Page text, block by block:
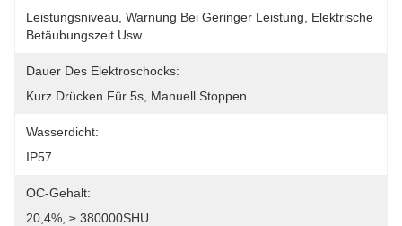
Leistungsniveau, Warnung Bei Geringer Leistung, Elektrische
Betäubungszeit Usw.
Dauer Des Elektroschocks:
Kurz Drücken Für 5s, Manuell Stoppen
Wasserdicht:
IP57
OC-Gehalt:
20,4%, ≥ 380000SHU